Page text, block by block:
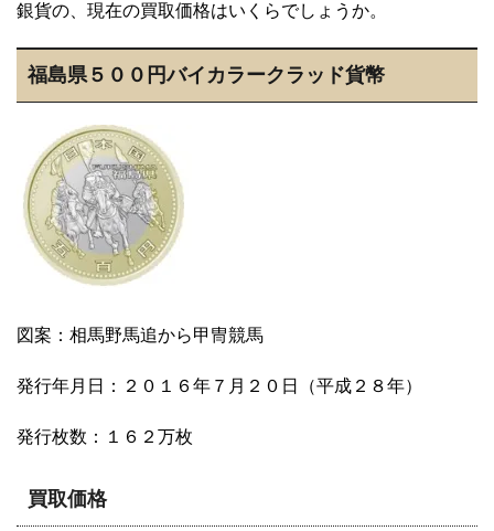
銀貨の、現在の買取価格はいくらでしょうか。
福島県５００円バイカラークラッド貨幣
図案：相馬野馬追から甲冑競馬
発行年月日：２０１６年７月２０日（平成２８年）
発行枚数：１６２万枚
買取価格